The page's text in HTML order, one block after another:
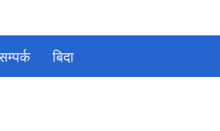
बिदा